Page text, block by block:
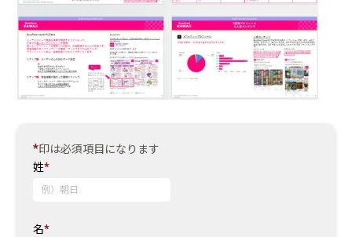
*印は必須項目になります
姓*
名*